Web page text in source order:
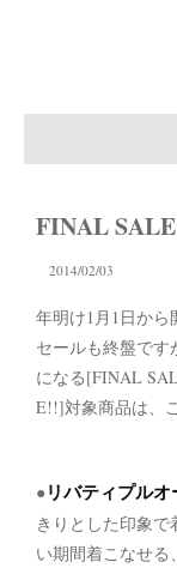
FINAL
2014/02/03
年明け1月1日から
セールも終盤です
になる[FINAL
E!!]対象商品は、
● リバティプル
きりとした印象
い期間着こなせる